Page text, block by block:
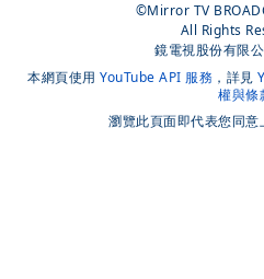
©Mirror TV
All Rights
鏡電視股份有限
本網頁使用 YouTube API 服務 ，詳見
權與條
瀏覽此頁面即代表您同